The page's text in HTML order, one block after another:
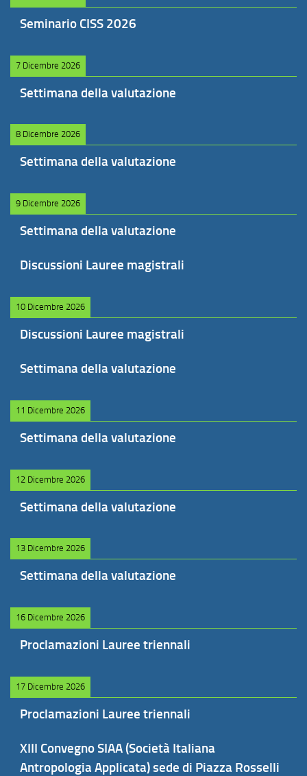
Seminario CISS 2026
7 Dicembre 2026
Settimana della valutazione
8 Dicembre 2026
Settimana della valutazione
9 Dicembre 2026
Settimana della valutazione
Discussioni Lauree magistrali
10 Dicembre 2026
Discussioni Lauree magistrali
Settimana della valutazione
11 Dicembre 2026
Settimana della valutazione
12 Dicembre 2026
Settimana della valutazione
13 Dicembre 2026
Settimana della valutazione
16 Dicembre 2026
Proclamazioni Lauree triennali
17 Dicembre 2026
Proclamazioni Lauree triennali
XIII Convegno SIAA (Società Italiana
Antropologia Applicata) sede di Piazza Rosselli